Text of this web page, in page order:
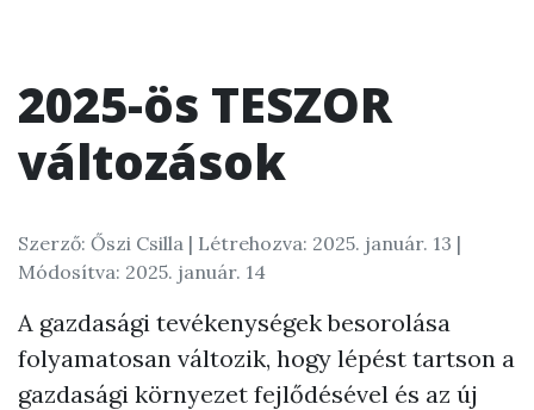
2025-ös TESZOR
változások
Szerző: Őszi Csilla | Létrehozva: 2025. január. 13 |
Módosítva: 2025. január. 14
A gazdasági tevékenységek besorolása
folyamatosan változik, hogy lépést tartson a
gazdasági környezet fejlődésével és az új